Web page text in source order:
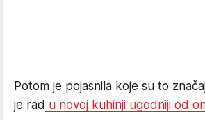
Potom je pojasnila koje su to
je rad u novoj kuhinji ugodniji od